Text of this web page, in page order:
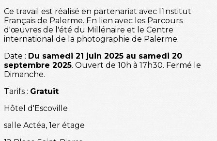
Ce travail est réalisé en partenariat avec l’Institut
Français de Palerme. En lien avec les Parcours
d'œuvres de l'été du Millénaire et le Centre
international de la photographie de Palerme.
Date : Du samedi 21 juin 2025 au samedi 20
septembre 2025. Ouvert de 10h à 17h30. Fermé le
Dimanche.
Tarifs : Gratuit
Hôtel d'Escoville
salle Actéa, 1er étage